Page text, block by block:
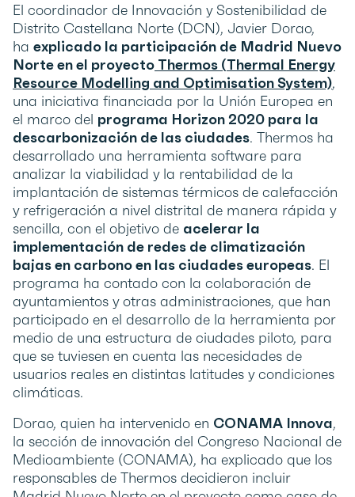
El coordinador de Innovación y Sostenibilidad de
Distrito Castellana Norte (DCN), Javier Dorao,
ha explicado la participación de Madrid Nuevo
Norte en el proyecto Thermos (Thermal Energy
Resource Modelling and Optimisation System),
una iniciativa financiada por la Unión Europea en
el marco del programa Horizon 2020 para la
descarbonización de las ciudades. Thermos ha
desarrollado una herramienta software para
analizar la viabilidad y la rentabilidad de la
implantación de sistemas térmicos de calefacción
y refrigeración a nivel distrital de manera rápida y
sencilla, con el objetivo de acelerar la
implementación de redes de climatización
bajas en carbono en las ciudades europeas. El
programa ha contado con la colaboración de
ayuntamientos y otras administraciones, que han
participado en el desarrollo de la herramienta por
medio de una estructura de ciudades piloto, para
que se tuviesen en cuenta las necesidades de
usuarios reales en distintas latitudes y condiciones
climáticas.
Dorao, quien ha intervenido en CONAMA Innova,
la sección de innovación del Congreso Nacional de
Medioambiente (CONAMA), ha explicado que los
responsables de Thermos decidieron incluir